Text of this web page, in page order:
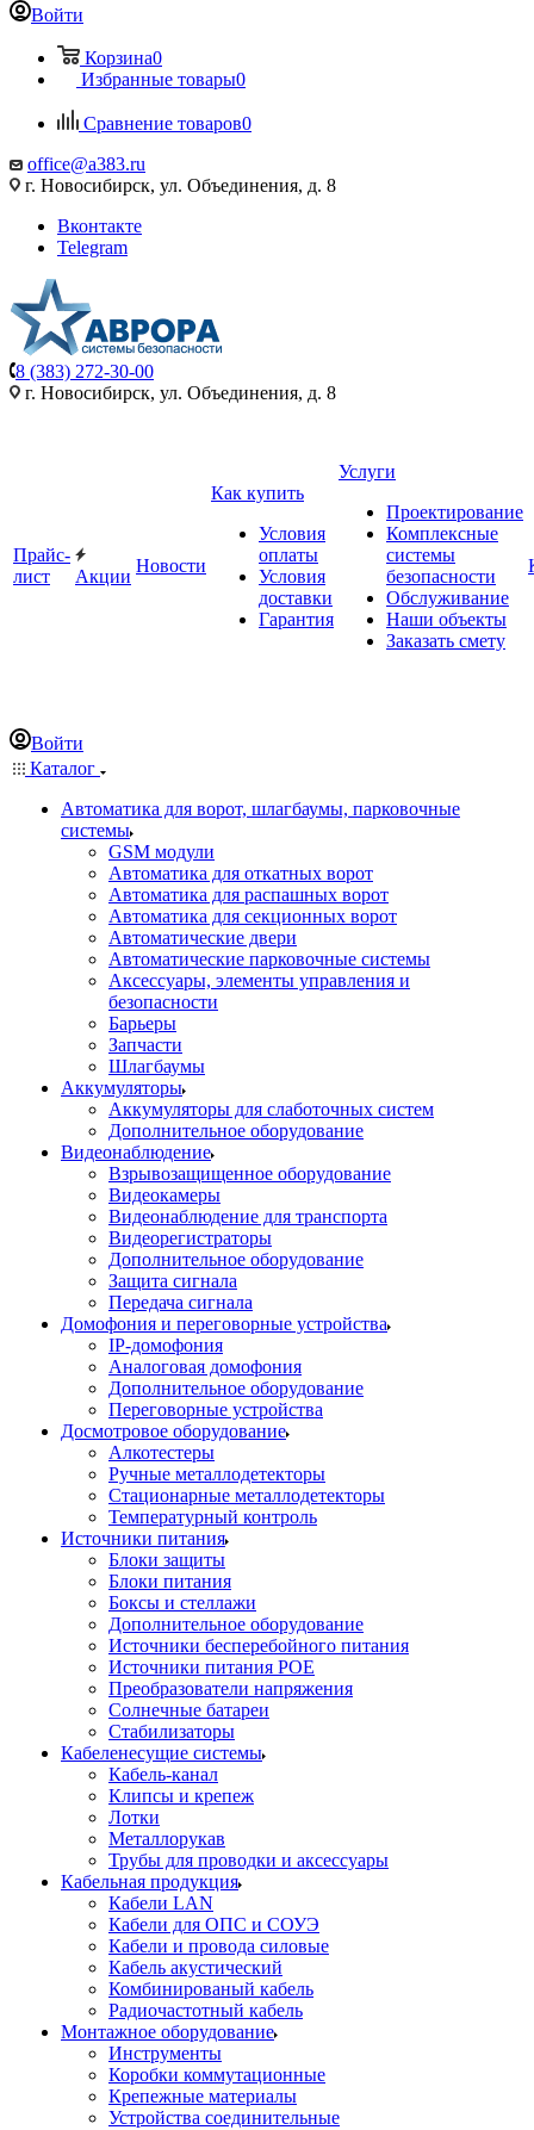
Войти
Корзина0
Избранные товары0
Сравнение товаров0
office@a383.ru
г. Новосибирск, ул. Объединения, д. 8
Вконтакте
Telegram
8 (383) 272-30-00
г. Новосибирск, ул. Объединения, д. 8
Прайс-
лист
Акции
Новости
Как купить
Условия
оплаты
Условия
доставки
Гарантия
Услуги
Проектирование
Комплексные
системы
безопасности
Обслуживание
Наши объекты
Заказать смету
Войти
Каталог
Автоматика для ворот, шлагбаумы, парковочные
системы
GSM модули
Автоматика для откатных ворот
Автоматика для распашных ворот
Автоматика для секционных ворот
Автоматические двери
Автоматические парковочные системы
Аксессуары, элементы управления и
безопасности
Барьеры
Запчасти
Шлагбаумы
Аккумуляторы
Аккумуляторы для слаботочных систем
Дополнительное оборудование
Видеонаблюдение
Взрывозащищенное оборудование
Видеокамеры
Видеонаблюдение для транспорта
Видеорегистраторы
Дополнительное оборудование
Защита сигнала
Передача сигнала
Домофония и переговорные устройства
IP-домофония
Аналоговая домофония
Дополнительное оборудование
Переговорные устройства
Досмотровое оборудование
Алкотестеры
Ручные металлодетекторы
Стационарные металлодетекторы
Температурный контроль
Источники питания
Блоки защиты
Блоки питания
Боксы и стеллажи
Дополнительное оборудование
Источники бесперебойного питания
Источники питания POE
Преобразователи напряжения
Солнечные батареи
Стабилизаторы
Кабеленесущие системы
Кабель-канал
Клипсы и крепеж
Лотки
Металлорукав
Трубы для проводки и аксессуары
Кабельная продукция
Кабели LAN
Кабели для ОПС и СОУЭ
Кабели и провода силовые
Кабель акустический
Комбинированый кабель
Радиочастотный кабель
Монтажное оборудование
Инструменты
Коробки коммутационные
Крепежные материалы
Устройства соединительные